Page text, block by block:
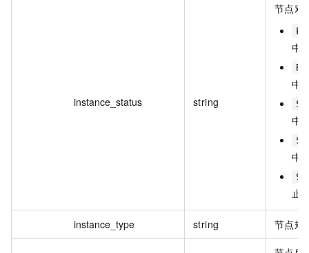
instance_status string
节点对
中
中
中
中
止
instance_type string 节点规